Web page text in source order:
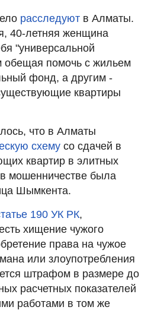
расследуют в Алматы.
40-летняя женщина
"универсальной
помочь с жильем
фонд, а другим -
квартиры
что в Алматы
схему со сдачей в
квартир в элитных
мошенничестве была
Шымкента.
190 УК РК,
хищение чужого
права на чужое
или злоупотребления
штрафом в размере до
расчетных показателей
работами в том же